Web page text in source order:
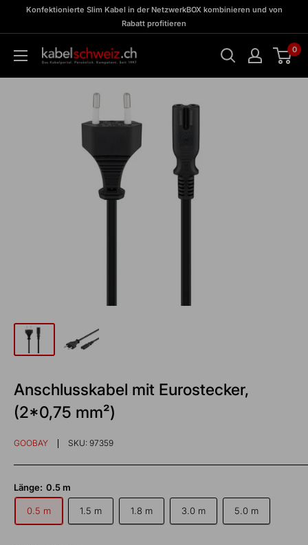
zu
BOX
Konfektionierte Slim Kabel in der NetzwerkBOX kombinieren und von
Rabatt profitieren
kabelschweiz 0
Anschlusskabel mit Eurostecker,
(2*0,75 mm²)
GOOBAY SKU: 97359
Länge: 0.5 m
0.5 m 1.5 m 1.8 m 3.0 m 5.0 m